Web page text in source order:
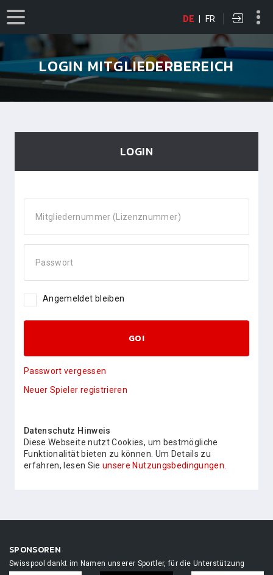
DE | FR
LOGIN MITGLIEDERBEREICH
LOGIN
Mitgliedernummer (Lizenznummer)
Passwort
Angemeldet bleiben
GO!
Passwort vergessen
Neuer Spieler registrieren
Datenschutz Hinweis
Diese Webseite nutzt Cookies, um bestmögliche
Funktionalität bieten zu können. Um Details zu
erfahren, lesen Sie unsere Nutzungsbedingungen.
SPONSOREN
Swisspool dankt im Namen unserer Sportler, für die Unterstützung